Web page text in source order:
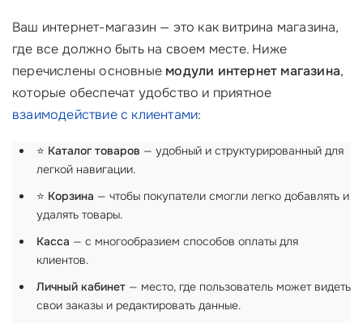
Ваш интернет-магазин — это как витрина магазина,
где все должно быть на своем месте. Ниже
перечислены основные модули интернет магазина,
которые обеспечат удобство и приятное
взаимодействие с клиентами:
⭐ Каталог товаров — удобный и структурированный для
легкой навигации.
⭐ Корзина — чтобы покупатели смогли легко добавлять и
удалять товары.
Касса — с многообразием способов оплаты для
клиентов.
Личный кабинет — место, где пользователь может видеть
свои заказы и редактировать данные.